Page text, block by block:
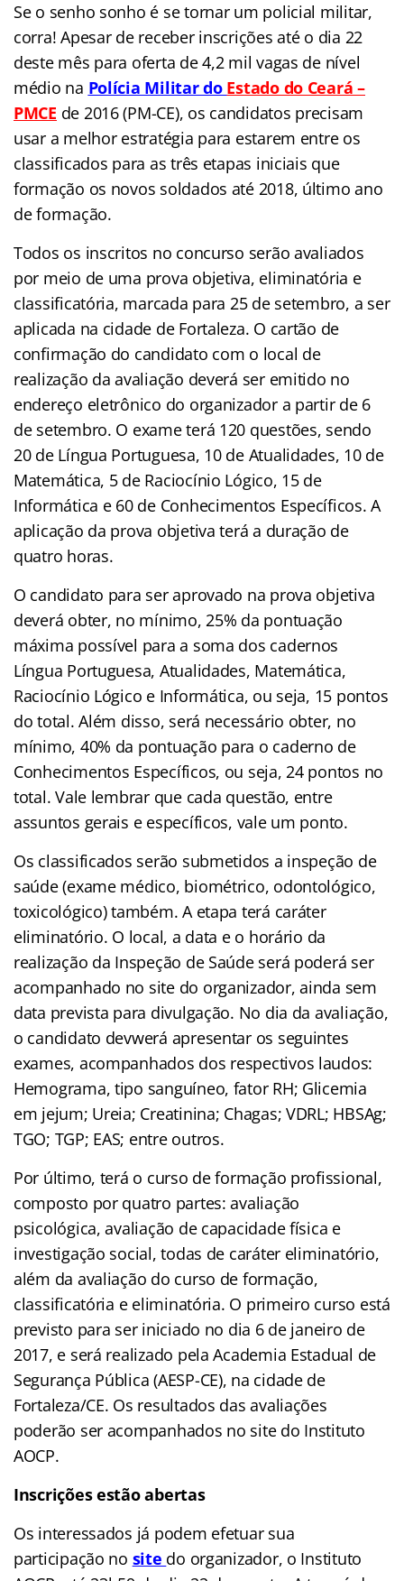
Se o senho sonho é se tornar um policial militar,
corra! Apesar de receber inscrições até o dia 22
deste mês para oferta de 4,2 mil vagas de nível
médio na Polícia Militar do Estado do Ceará –
PMCE de 2016 (PM-CE), os candidatos precisam
usar a melhor estratégia para estarem entre os
classificados para as três etapas iniciais que
formação os novos soldados até 2018, último ano
de formação.
Todos os inscritos no concurso serão avaliados
por meio de uma prova objetiva, eliminatória e
classificatória, marcada para 25 de setembro, a ser
aplicada na cidade de Fortaleza. O cartão de
confirmação do candidato com o local de
realização da avaliação deverá ser emitido no
endereço eletrônico do organizador a partir de 6
de setembro. O exame terá 120 questões, sendo
20 de Língua Portuguesa, 10 de Atualidades, 10 de
Matemática, 5 de Raciocínio Lógico, 15 de
Informática e 60 de Conhecimentos Específicos. A
aplicação da prova objetiva terá a duração de
quatro horas.
O candidato para ser aprovado na prova objetiva
deverá obter, no mínimo, 25% da pontuação
máxima possível para a soma dos cadernos
Língua Portuguesa, Atualidades, Matemática,
Raciocínio Lógico e Informática, ou seja, 15 pontos
do total. Além disso, será necessário obter, no
mínimo, 40% da pontuação para o caderno de
Conhecimentos Específicos, ou seja, 24 pontos no
total. Vale lembrar que cada questão, entre
assuntos gerais e específicos, vale um ponto.
Os classificados serão submetidos a inspeção de
saúde (exame médico, biométrico, odontológico,
toxicológico) também. A etapa terá caráter
eliminatório. O local, a data e o horário da
realização da Inspeção de Saúde será poderá ser
acompanhado no site do organizador, ainda sem
data prevista para divulgação. No dia da avaliação,
o candidato devwerá apresentar os seguintes
exames, acompanhados dos respectivos laudos:
Hemograma, tipo sanguíneo, fator RH; Glicemia
em jejum; Ureia; Creatinina; Chagas; VDRL; HBSAg;
TGO; TGP; EAS; entre outros.
Por último, terá o curso de formação profissional,
composto por quatro partes: avaliação
psicológica, avaliação de capacidade física e
investigação social, todas de caráter eliminatório,
além da avaliação do curso de formação,
classificatória e eliminatória. O primeiro curso está
previsto para ser iniciado no dia 6 de janeiro de
2017, e será realizado pela Academia Estadual de
Segurança Pública (AESP-CE), na cidade de
Fortaleza/CE. Os resultados das avaliações
poderão ser acompanhados no site do Instituto
AOCP.
Inscrições estão abertas
Os interessados já podem efetuar sua
participação no site do organizador, o Instituto